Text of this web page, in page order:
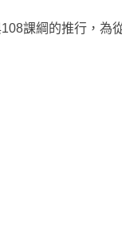
課綱的推行，為